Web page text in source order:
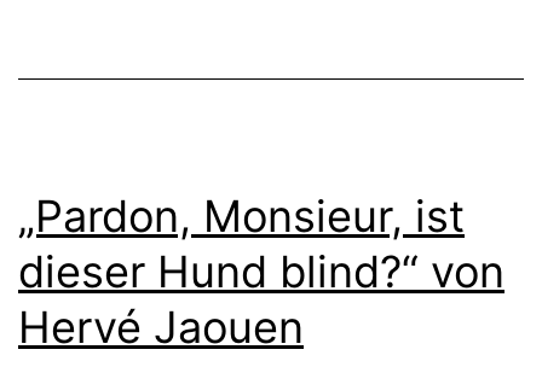
„Pardon, Monsieur, ist
dieser Hund blind?“ von
Hervé Jaouen